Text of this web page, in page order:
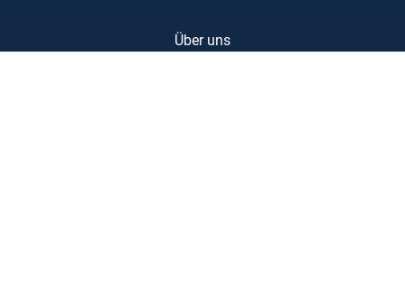
Über uns